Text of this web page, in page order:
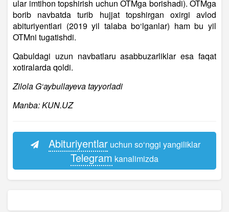
ular imtihon topshirish uchun OTMga borishadi). OTMga
borib navbatda turib hujjat topshirgan oxirgi avlod
abituriyentlari (2019 yil talaba bo‘lganlar) ham bu yil
OTMni tugatishdi.
Qabuldagi uzun navbatlaru asabbuzarliklar esa faqat
xotiralarda qoldi.
Zilola G‘aybullayeva tayyorladi
Manba: KUN.UZ
Abituriyentlaruchun so‘nggi yangiliklar
Telegram kanalimizda